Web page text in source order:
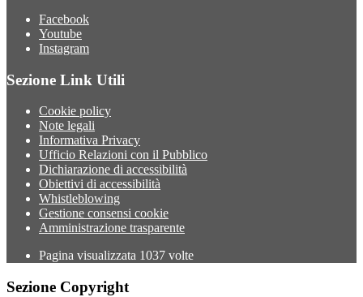
Facebook
Youtube
Instagram
Sezione Link Utili
Cookie policy
Note legali
Informativa Privacy
Ufficio Relazioni con il Pubblico
Dichiarazione di accessibilità
Obiettivi di accessibilità
Whistleblowing
Gestione consensi cookie
Amministrazione trasparente
Pagina visualizzata 1037 volte
Sezione Copyright